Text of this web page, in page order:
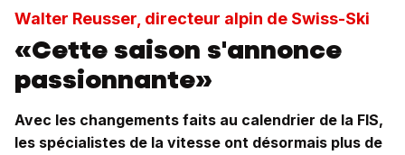
Walter Reusser, directeur alpin de Swiss-Ski
«Cette saison s'annonce
passionnante»
Avec les changements faits au calendrier de la FIS,
les spécialistes de la vitesse ont désormais plus de